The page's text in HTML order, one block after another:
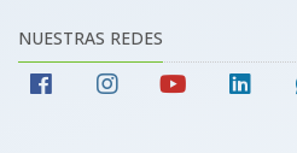
NUESTRAS REDES